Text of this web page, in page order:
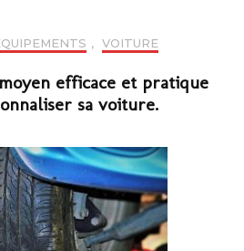
, VOITURE
efficace et pratique
sa voiture.